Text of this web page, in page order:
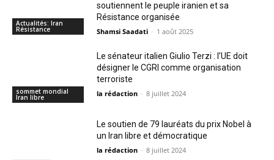
Actualités: Iran
Résistance
soutiennent le peuple iranien et sa
Résistance organisée
Shamsi Saadati - 1 août 2025
sommet mondial
Iran libre
Le sénateur italien Giulio Terzi : l’UE doit
désigner le CGRI comme organisation
terroriste
la rédaction - 8 juillet 2024
Le soutien de 79 lauréats du prix Nobel à
un Iran libre et démocratique
la rédaction - 8 juillet 2024